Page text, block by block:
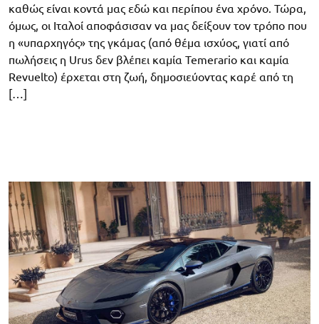
καθώς είναι κοντά μας εδώ και περίπου ένα χρόνο. Τώρα,
όμως, οι Ιταλοί αποφάσισαν να μας δείξουν τον τρόπο που
η «υπαρχηγός» της γκάμας (από θέμα ισχύος, γιατί από
πωλήσεις η Urus δεν βλέπει καμία Temerario και καμία
Revuelto) έρχεται στη ζωή, δημοσιεύοντας καρέ από τη
[…]